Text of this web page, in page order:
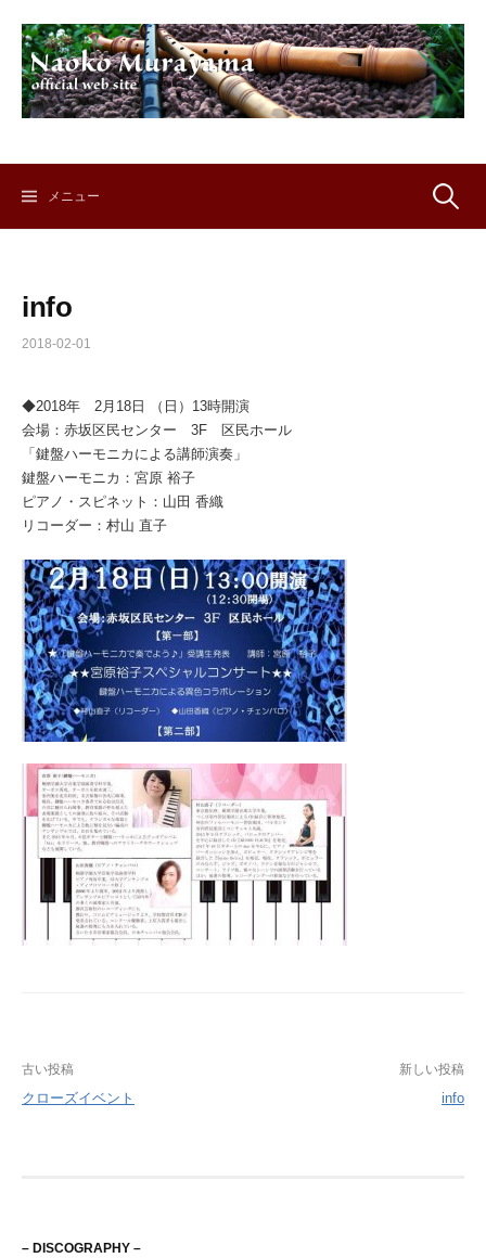
プ
メニュー 検
info
2018-02-01
◆2018年 2月18日 （日）13時開演
会場：赤坂区民センター 3F 区民ホール
「鍵盤ハーモニカによる講師演奏」
鍵盤ハーモニカ：宮原 裕子
ピアノ・スピネット：山田 香織
リコーダー：村山 直子
投
古い投稿
クローズイベント
新しい投稿
info
– DISCOGRAPHY –